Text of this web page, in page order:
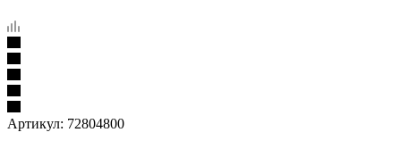
Артикул: 72804800